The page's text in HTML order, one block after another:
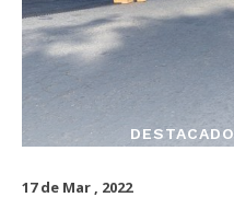
DESTACADO
17 de Mar , 2022